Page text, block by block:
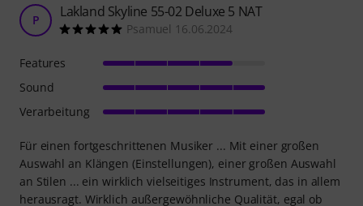
P Lakland Skyline 55-02 Deluxe 5 NAT
Psamuel 16.06.2024
Für einen fortgeschrittenen Musiker ... Mit einer großen
Auswahl an Klängen (Einstellungen), einer großen Auswahl
an Stilen ... ein wirklich vielseitiges Instrument, das in allem
herausragt. Wirklich außergewöhnliche Qualität, egal ob
Features
Sound
Verarbeitung